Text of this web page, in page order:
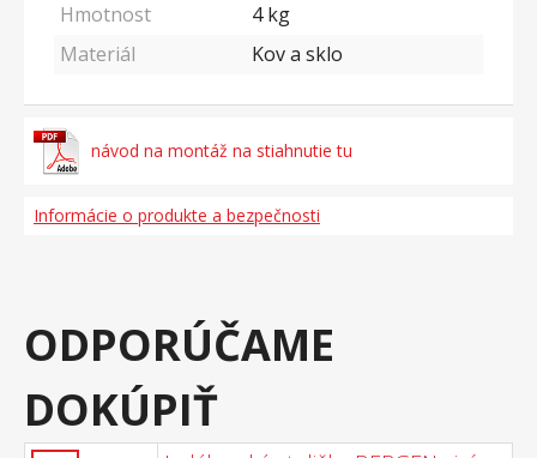
Hmotnost
4kg
Materiál
Kov a sklo
návod na montáž na stiahnutie tu
Informácie o produkte a bezpečnosti
ODPORÚČAME
DOKÚPIŤ